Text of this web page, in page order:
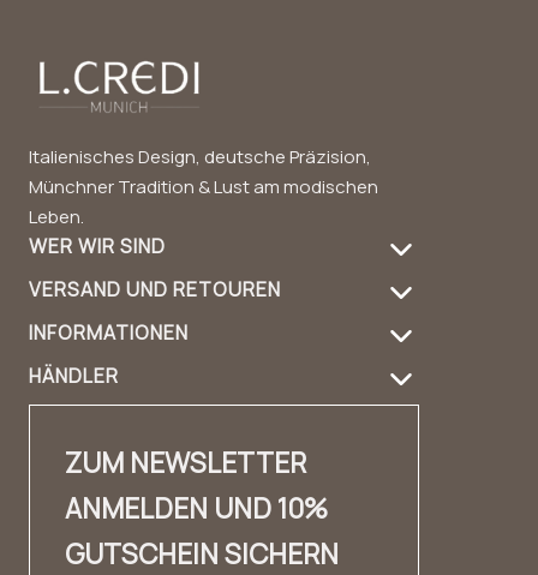
Italienisches Design, deutsche Präzision,
Münchner Tradition & Lust am modischen
Leben.
WER WIR SIND
Über uns
Produktpflege
Handbag Guide
Lookbook
Erfahrungsberichte
VERSAND UND RETOUREN
Versandinformation
Retouren
INFORMATIONEN
FAQ
✨ Karriere ✨
Impressum
HÄNDLER
Händler Kontakt
Fashion Cloud
Private Label
ZUM NEWSLETTER
ANMELDEN UND 10%
GUTSCHEIN SICHERN